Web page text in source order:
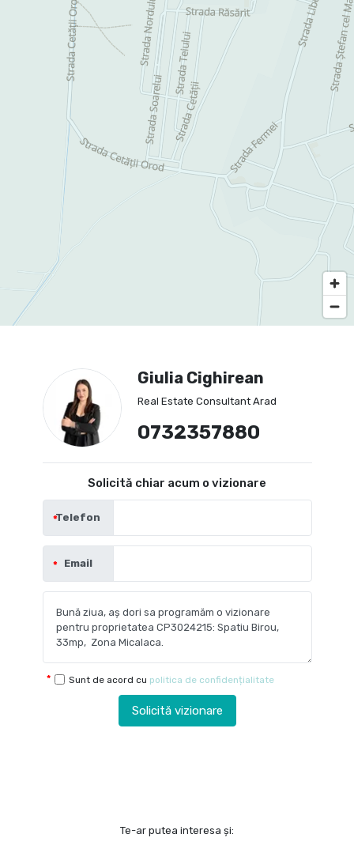
Giulia Cighirean
Real Estate Consultant Arad
0732357880
Solicită chiar acum o vizionare
Telefon
Email
Sunt de acord cu politica de confidențialitate
Solicită vizionare
Te-ar putea interesa și: